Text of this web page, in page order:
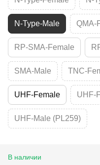
N-Type-Male QMA-
RP-SMA-Female
SMA-Male TNC-
UHF-Female UHF-
UHF-Male (PL259)
В наличии